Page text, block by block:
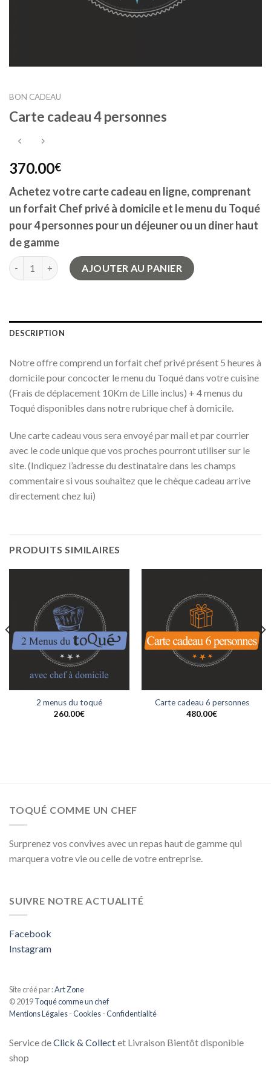
BON CADEAU
Carte cadeau 4 personnes
370.00€
Achetez votre carte cadeau en ligne, comprenant
un forfait Chef privé à domicile et le menu du Toqué
pour 4 personnes pour un déjeuner ou un diner haut
de gamme
quantité de Carte cadeau 4 personnes
AJOUTER AU PANIER
DESCRIPTION
Notre offre comprend un forfait chef privé présent 5 heures à
domicile pour concocter le menu du Toqué dans votre cuisine
(Frais de déplacement 10Km de Lille inclus) + 4 menus du
Toqué disponibles dans notre rubrique chef à domicile.
Une carte cadeau vous sera envoyé par mail et par courrier
avec le code unique que vos proches pourront utiliser sur le
site. (Indiquez l’adresse du destinataire dans les champs
commentaire si vous souhaitez que le chèque cadeau arrive
directement chez lui)
PRODUITS SIMILAIRES
2 menus du toqué
260.00€
Carte cadeau 6 personnes
480.00€
TOQUÉ COMME UN CHEF
Surprenez vos convives avec un repas haut de gamme qui
marquera votre vie ou celle de votre entreprise.
SUIVRE NOTRE ACTUALITÉ
Facebook
Instagram
Site créé par :Art Zone
© 2019Toqué comme un chef
Mentions Légales-Cookies-Confidentialité
Service deClick & Collectet Livraison Bientôt disponible
shop